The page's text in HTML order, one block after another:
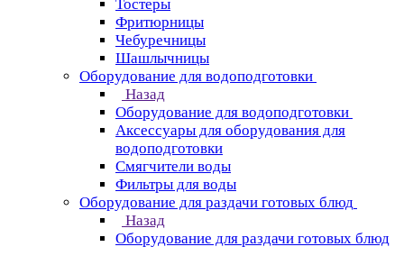
Тостеры
Фритюрницы
Чебуречницы
Шашлычницы
Оборудование для водоподготовки
Назад
Оборудование для водоподготовки
Аксессуары для оборудования для
водоподготовки
Смягчители воды
Фильтры для воды
Оборудование для раздачи готовых блюд
Назад
Оборудование для раздачи готовых блюд